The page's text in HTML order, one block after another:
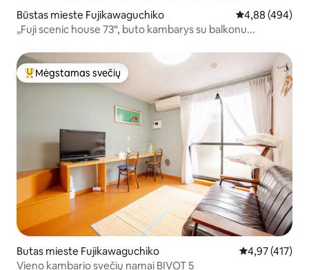
Būstas mieste Fujikawaguchiko Vidutinis
4,88 (494)
„Fuji scenic house 73“, buto kambarys su balkonu...
Svečių mėgstamiausias
Mėgstamas svečių
Butas mieste Fujikawaguchiko Vidutinis
4,97 (417)
Vieno kambario svečių namai BIVOT 5